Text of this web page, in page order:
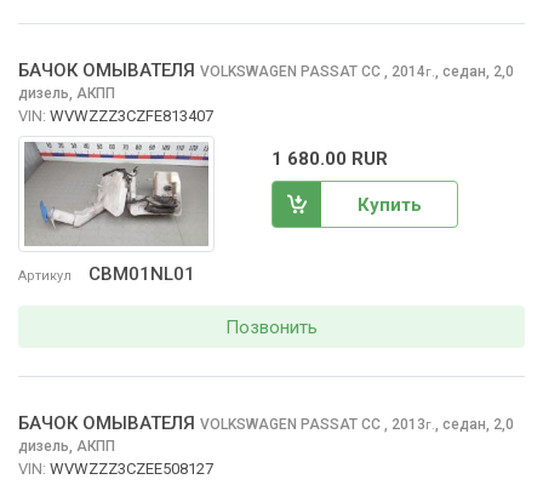
Артикул CBM01NL01
БАЧОК ОМЫВАТЕЛЯ VOLKSWAGEN PASSAT CC , 2014г. седан, 2,0
дизель, АКПП
VIN: WVWZZZ3CZFE813407
1 680.00 RUR
Купить
Позвонить
БАЧОК ОМЫВАТЕЛЯ VOLKSWAGEN PASSAT CC , 2013г., седан, 2,0
дизель, АКПП
VIN: WVWZZZ3CZEE508127